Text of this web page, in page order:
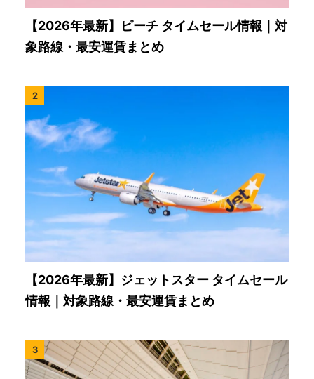
【2026年最新】ピーチ タイムセール情報｜対
象路線・最安運賃まとめ
【2026年最新】ジェットスター タイムセール
情報｜対象路線・最安運賃まとめ